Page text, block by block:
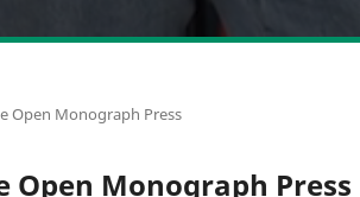
Open Monograph Press
Open Monograph Press